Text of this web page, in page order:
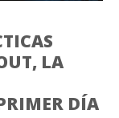
LA
DÍA